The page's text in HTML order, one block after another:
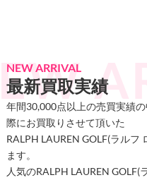
NEW ARRIVAL
最新買取実績
年間30,000点以上の売買実績
際にお買取りさせて頂いた
RALPH LAUREN GOLF(ラルフ
ます。
人気のRALPH LAUREN GOLF(